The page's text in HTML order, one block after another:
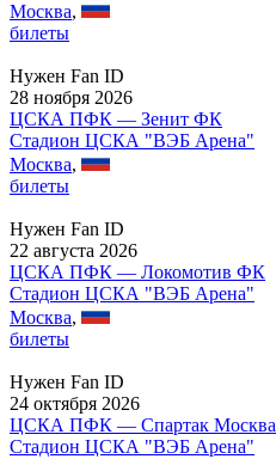
Москва,
билеты
Нужен Fan ID
28 ноября 2026
ЦСКА ПФК — Зенит ФК
Стадион ЦСКА "ВЭБ Арена"
Москва,
билеты
Нужен Fan ID
22 августа 2026
ЦСКА ПФК — Локомотив ФК
Стадион ЦСКА "ВЭБ Арена"
Москва,
билеты
Нужен Fan ID
24 октября 2026
ЦСКА ПФК — Спартак Москва
Стадион ЦСКА "ВЭБ Арена"